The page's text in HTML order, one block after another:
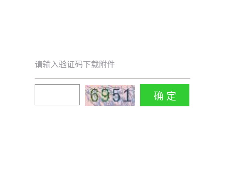
请输入验证码下载附件